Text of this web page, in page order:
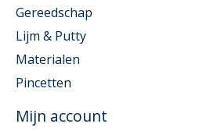
Gereedschap
Lijm & Putty
Materialen
Pincetten
Mijn account